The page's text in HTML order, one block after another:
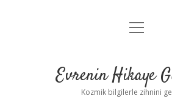
Anasayfa
Yasal Uyarı
menüyü
Evrenin Hikaye
Kozmik bilgilerle zihnini